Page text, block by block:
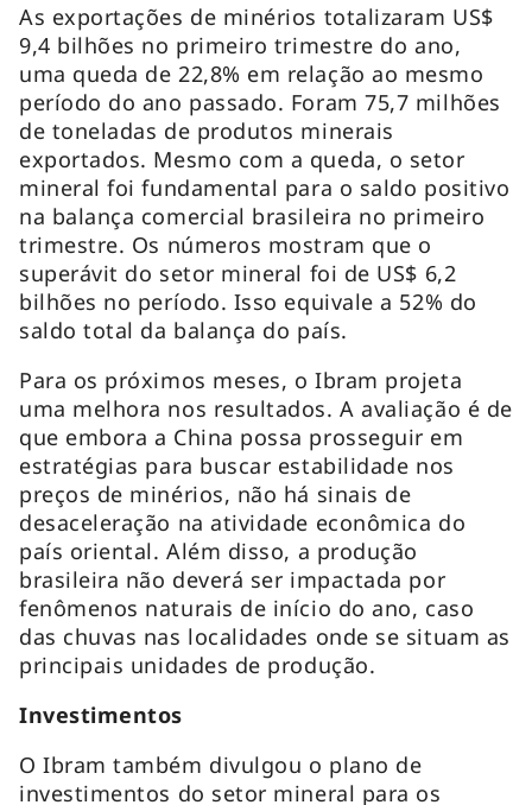
As exportações de minérios totalizaram US$
9,4 bilhões no primeiro trimestre do ano,
uma queda de 22,8% em relação ao mesmo
período do ano passado. Foram 75,7 milhões
de toneladas de produtos minerais
exportados. Mesmo com a queda, o setor
mineral foi fundamental para o saldo positivo
na balança comercial brasileira no primeiro
trimestre. Os números mostram que o
superávit do setor mineral foi de US$ 6,2
bilhões no período. Isso equivale a 52% do
saldo total da balança do país.
Para os próximos meses, o Ibram projeta
uma melhora nos resultados. A avaliação é de
que embora a China possa prosseguir em
estratégias para buscar estabilidade nos
preços de minérios, não há sinais de
desaceleração na atividade econômica do
país oriental. Além disso, a produção
brasileira não deverá ser impactada por
fenômenos naturais de início do ano, caso
das chuvas nas localidades onde se situam as
principais unidades de produção.
Investimentos
O Ibram também divulgou o plano de
investimentos do setor mineral para os